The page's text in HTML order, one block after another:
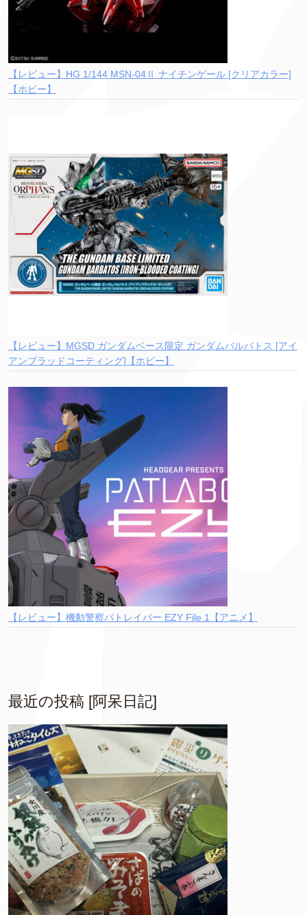
【レビュー】HG 1/144 MSN-04Ⅱ ナイチンゲール [クリアカラー]
【ホビー】
【レビュー】MGSD ガンダムベース限定 ガンダムバルバトス [アイ
アンブラッドコーティング]【ホビー】
【レビュー】機動警察パトレイバー EZY File 1【アニメ】
最近の投稿 [阿呆日記]